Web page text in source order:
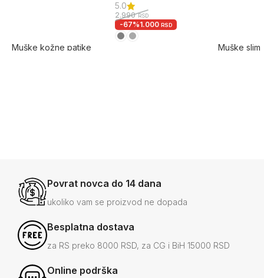
Muške kožne patike
5.0
2.990RSD
-67%1.000RSD
Muške slim
Povrat novca do 14 dana
ukoliko vam se proizvod ne dopada
Besplatna dostava
za RS preko 8000 RSD, za CG i BiH 15000 RSD
Online podrška